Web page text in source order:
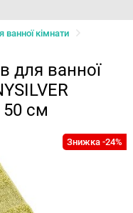
ванної кімнати
для ванної
50 см
Знижка -24%